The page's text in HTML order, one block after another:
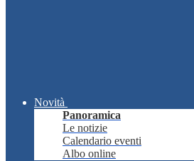
Novità
Panoramica
Le notizie
Calendario eventi
Albo online